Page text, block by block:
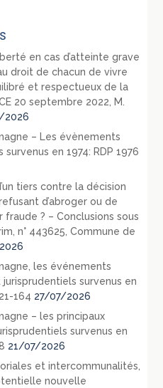
en cas d’atteinte grave
droit de chacun de vivre
et respectueux de la
20 septembre 2022, M.
– Les évènements
en 1974: RDP 1976
tiers contre la décision
d’abroger ou de
? – Conclusions sous
n° 443625, Commune de
les événements
survenus en
164 27/07/2026
– les principaux
survenus en
21/07/2026
et intercommunalités,
nouvelle